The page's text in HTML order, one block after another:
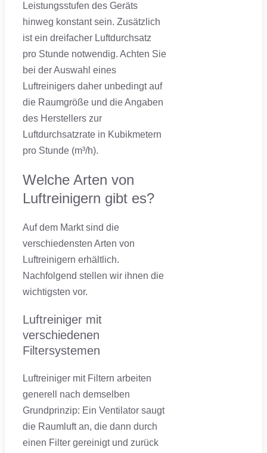
Leistungsstufen des Geräts
hinweg konstant sein. Zusätzlich
ist ein dreifacher Luftdurchsatz
pro Stunde notwendig. Achten Sie
bei der Auswahl eines
Luftreinigers daher unbedingt auf
die Raumgröße und die Angaben
des Herstellers zur
Luftdurchsatzrate in Kubikmetern
pro Stunde (m³/h).
Welche Arten von
Luftreinigern gibt es?
Auf dem Markt sind die
verschiedensten Arten von
Luftreinigern erhältlich.
Nachfolgend stellen wir ihnen die
wichtigsten vor.
Luftreiniger mit
verschiedenen
Filtersystemen
Luftreiniger mit Filtern arbeiten
generell nach demselben
Grundprinzip: Ein Ventilator saugt
die Raumluft an, die dann durch
einen Filter gereinigt und zurück